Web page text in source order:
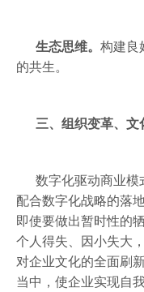
生态思维。 构建良
的共生。
三、组织变革、文
数字化驱动商业
配合数字化战略的落
即使要做出暂时性的
个人得失、因小失大
对企业文化的全面刷
当中，使企业实现自我